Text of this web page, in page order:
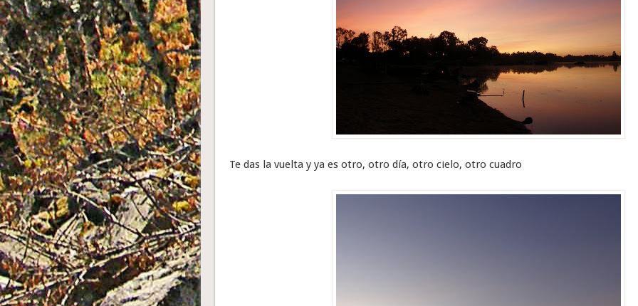
Te das la vuelta y ya es otro, otro día, otro cielo, otro cuadro